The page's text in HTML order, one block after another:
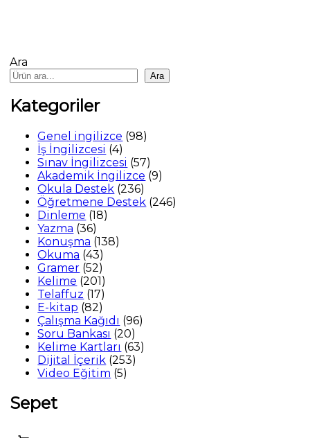
Ara
Ara
Kategoriler
Genel ingilizce 9898
İş İngilizcesi 44
ürün
Sınav İngilizcesi 5757
ürün
Akademik İngilizce 99
Okula Destek 236236
ürün
Öğretmene Destek 246246
Dinleme 1818
Yazma 3636
ürün
Konuşma 138138
Okuma 4343
ürün
Gramer 5252
ürün
Kelime 201 201
ürün
Telaffuz 1717
ürün
E-kitap 8282
ürün
Çalışma Kağıdı 9696
Soru Bankası 2020
ürün
Kelime Kartları 6363
Dijital İçerik 253253
Video Eğitim 55
Sepet